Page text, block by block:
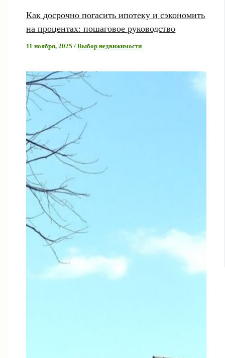
Как досрочно погасить ипотеку и сэкономить
на процентах: пошаговое руководство
11 ноября, 2025/Выбор недвижимости